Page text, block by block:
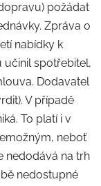
požádat
Zpráva o
nabídky k
učinil spotřebitel,
Dodavatel
V případě
To platí i v
neboť
nedodává na trh
nedostupné